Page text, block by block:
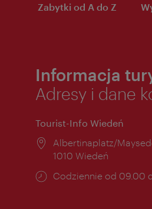
Zabytki od A do Z
Informacja
Adresy i dane
Tourist-Info Wiedeń
Miejsce:
Albertinaplatz/
1010 Wiedeń
Godziny
Codziennie od 09.00